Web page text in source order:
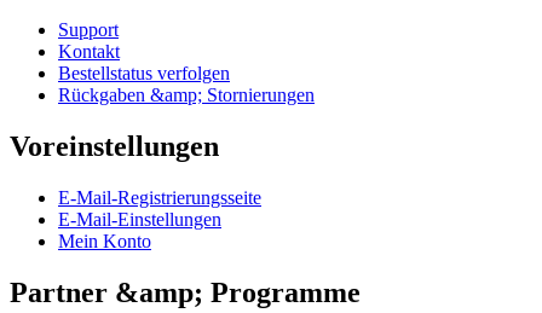
Support
Kontakt
Bestellstatus verfolgen
Rückgaben &amp; Stornierungen
Voreinstellungen
E-Mail-Registrierungsseite
E-Mail-Einstellungen
Mein Konto
Partner &amp; Programme